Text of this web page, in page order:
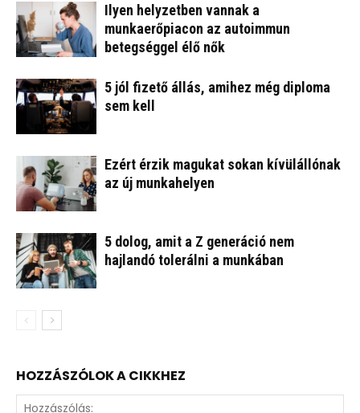
Ilyen helyzetben vannak a
munkaerőpiacon az autoimmun
betegséggel élő nők
5 jól fizető állás, amihez még diploma
sem kell
Ezért érzik magukat sokan kívülállónak
az új munkahelyen
5 dolog, amit a Z generáció nem
hajlandó tolerálni a munkában
HOZZÁSZÓLOK A CIKKHEZ